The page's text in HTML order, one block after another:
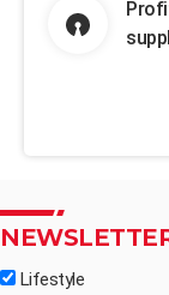
Lifestyle